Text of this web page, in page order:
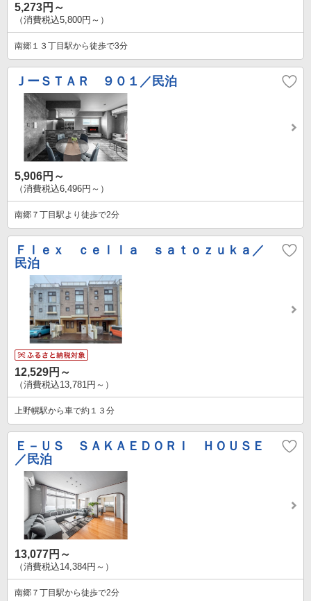
5,273円～
（消費税込5,800円～）
南郷１３丁目駅から徒歩で3分
ＪーＳＴＡＲ ９０１／民泊
5,906円～
（消費税込6,496円～）
南郷７丁目駅より徒歩で2分
Ｆｌｅｘ ｃｅｌｌａ ｓａｔｏｚｕｋａ／
民泊
12,529円～
（消費税込13,781円～）
上野幌駅から車で約１３分
Ｅ－ＵＳ ＳＡＫＡＥＤＯＲＩ ＨＯＵＳＥ
／民泊
13,077円～
（消費税込14,384円～）
南郷７丁目駅から徒歩で2分